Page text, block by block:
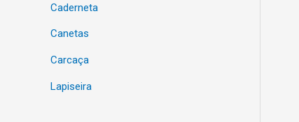
Caderneta
Canetas
Carcaça
Lapiseira